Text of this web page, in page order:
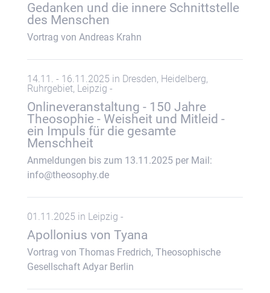
Gedanken und die innere Schnittstelle
des Menschen
Vortrag von Andreas Krahn
14.11. - 16.11.2025 in Dresden, Heidelberg,
Ruhrgebiet, Leipzig -
Onlineveranstaltung - 150 Jahre
Theosophie - Weisheit und Mitleid -
ein Impuls für die gesamte
Menschheit
Anmeldungen bis zum 13.11.2025 per Mail:
info@theosophy.de
01.11.2025 in Leipzig -
Apollonius von Tyana
Vortrag von Thomas Fredrich, Theosophische
Gesellschaft Adyar Berlin